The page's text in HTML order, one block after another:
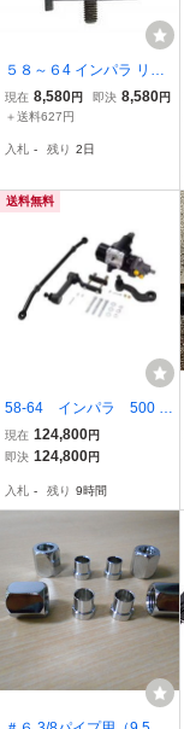
５８～６4 インパラ リア
アクスルバンパー２個 バ
ンプストップ リアアクス
ンプ ベルエア ビスケイン
現在 8,580円 即決 8,580円
＋送料627円
入札 - 残り 2日
送料無料
58-64 インパラ 500 ギ
アボックス エルカミー
ノ ベルエア
現在 124,800円
即決 124,800円
入札 - 残り 9時間